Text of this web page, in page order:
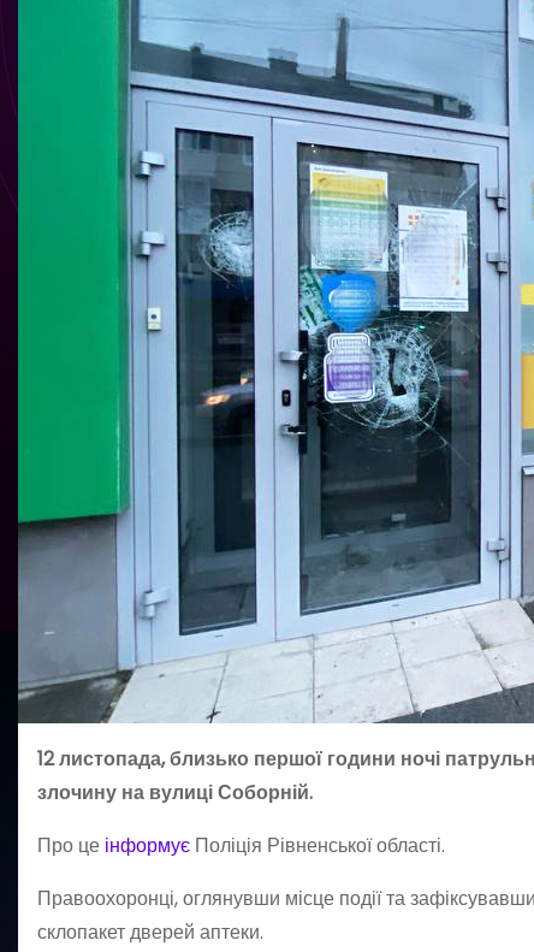
12 листопада, близько першої години ночі
злочину на вулиці Соборній.
Про це інформує Поліція Рівненської області.
Правоохоронці, оглянувши місце події та
склопакет дверей аптеки.